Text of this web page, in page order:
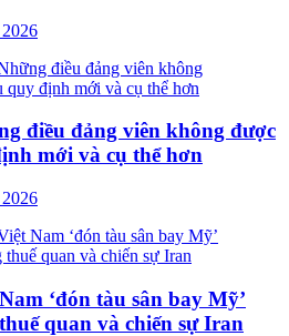
điều đảng viên không được
mới và cụ thể hơn
‘đón tàu sân bay Mỹ’
quan và chiến sự Iran